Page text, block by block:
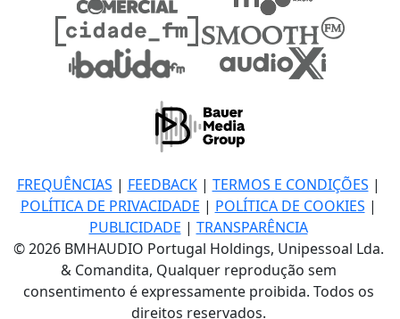
FREQUÊNCIAS | FEEDBACK| TERMOS E CONDIÇÕES |
POLÍTICA DE PRIVACIDADE | POLÍTICA DE COOKIES |
PUBLICIDADE | TRANSPARÊNCIA
© 2026 BMHAUDIO Portugal Holdings, Unipessoal Lda.
& Comandita, Qualquer reprodução sem
consentimento é expressamente proibida. Todos os
direitos reservados.